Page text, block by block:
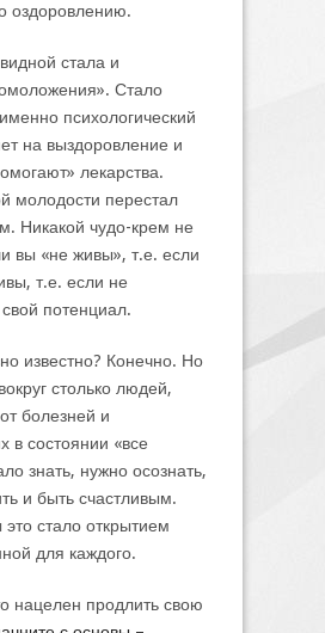
оздоровлению.
стала и
Стало
психологический
на выздоровление и
лекарства.
молодости перестал
Никакой чудо-крем не
вы «не живы», т.е. если
т.е. если не
потенциал.
известно? Конечно. Но
столько людей,
болезней и
в состоянии «все
знать, нужно осознать,
и быть счастливым.
стало открытием
для каждого.
нацелен продлить свою